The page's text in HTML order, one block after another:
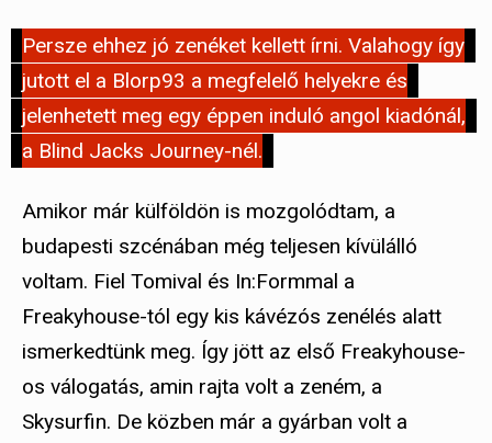
Persze ehhez jó zenéket kellett írni. Valahogy így
jutott el a Blorp93 a megfelelő helyekre és
jelenhetett meg egy éppen induló angol kiadónál,
a Blind Jacks Journey-nél.
Amikor már külföldön is mozgolódtam, a
budapesti szcénában még teljesen kívülálló
voltam. Fiel Tomival és In:Formmal a
Freakyhouse-tól egy kis kávézós zenélés alatt
ismerkedtünk meg. Így jött az első Freakyhouse-
os válogatás, amin rajta volt a zeném, a
Skysurfin. De közben már a gyárban volt a